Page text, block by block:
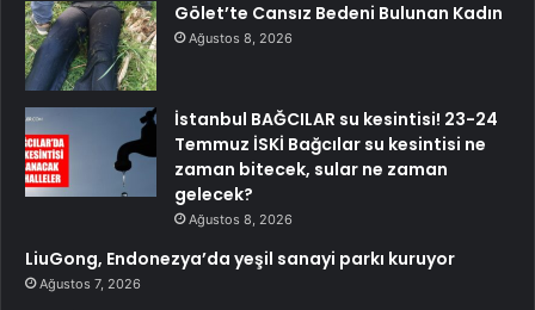
Gölet’te Cansız Bedeni Bulunan Kadın
Ağustos 8, 2026
İstanbul BAĞCILAR su kesintisi! 23-24
Temmuz İSKİ Bağcılar su kesintisi ne
zaman bitecek, sular ne zaman
gelecek?
Ağustos 8, 2026
LiuGong, Endonezya’da yeşil sanayi parkı kuruyor
Ağustos 7, 2026